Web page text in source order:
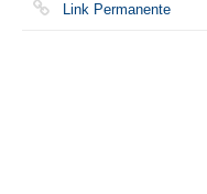
Link Permanente